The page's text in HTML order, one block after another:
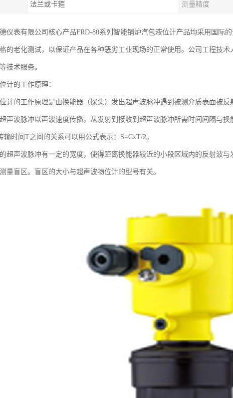
法兰或卡箍 测量精度
仪表有限公司核心产品FRD-80系列智能锅炉汽包液位计产品均采用国际
的老化测试，以保证产品在各种恶劣工业现场的正常使用。公司工程技
技术服务。
计的工作原理：
计的工作原理是由换能器（探头）发出超声波脉冲遇到被测介质表面被
声波脉冲以声波速度传播，从发射到接收到超声波脉冲所需时间间隔与
输时间T之间的关系可以用公式表示：S=CxT/2。
超声波脉冲有一定的宽度，使得距离换能器较近的小段区域内的反射波
量盲区。盲区的大小与超声波物位计的型号有关。